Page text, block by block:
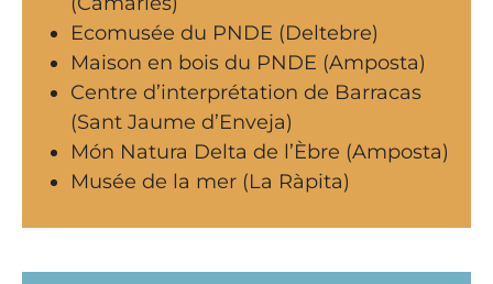
Ecomusée du PNDE (Deltebre)
Maison en bois du PNDE (Amposta)
Centre d’interprétation de Barracas
(Sant Jaume d’Enveja)
Món Natura Delta de l’Èbre (Amposta)
Musée de la mer (La Ràpita)